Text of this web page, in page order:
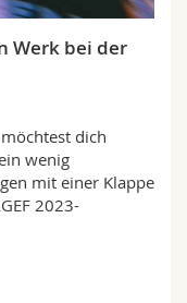
Werk bei der
dich
wenig
mit einer Klappe
2023-